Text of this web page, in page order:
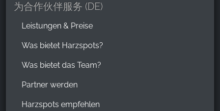
为合作伙伴服务 (DE)
Leistungen & Preise
Was bietet Harzspots?
Was bietet das Team?
Partner werden
Harzspots empfehlen